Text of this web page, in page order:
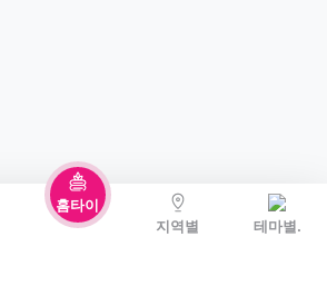
홈타이
지역별
테마별.